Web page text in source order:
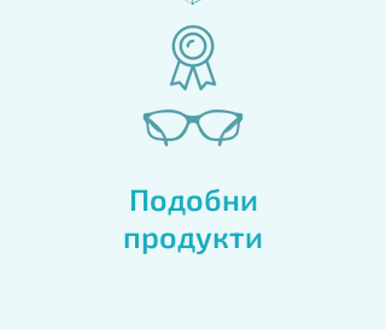
Подобни
продукти